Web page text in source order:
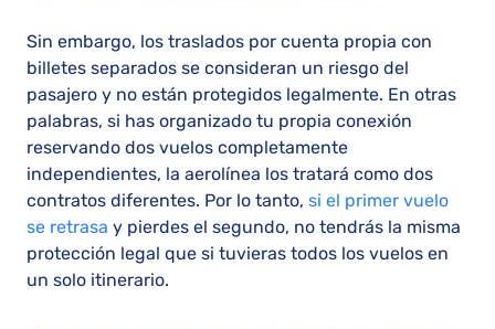
Sin embargo, los traslados por cuenta propia con
billetes separados se consideran un riesgo del
pasajero y no están protegidos legalmente. En otras
palabras, si has organizado tu propia conexión
reservando dos vuelos completamente
independientes, la aerolínea los tratará como dos
contratos diferentes. Por lo tanto, si el primer vuelo
se retrasa y pierdes el segundo, no tendrás la misma
protección legal que si tuvieras todos los vuelos en
un solo itinerario.